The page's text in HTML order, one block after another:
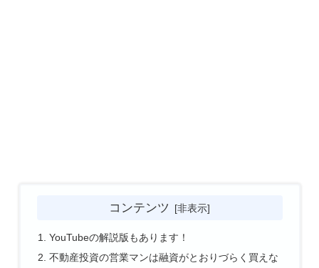
コンテンツ
YouTubeの解説版もあります！
不動産投資の営業マンは融資がとおりづらく買えな